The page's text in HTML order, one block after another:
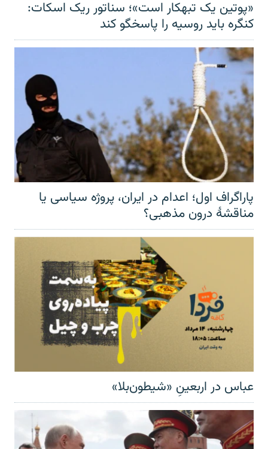
«پوتین یک تبهکار است»؛ سناتور ریک اسکات:
کنگره باید روسیه را پاسخگو کند
پاراگراف اول؛ اعدام در ایران، پروژه سیاسی یا
مناقشهٔ درون مذهبی؟
عباس در اربعینِ «شیطون‌بلا»